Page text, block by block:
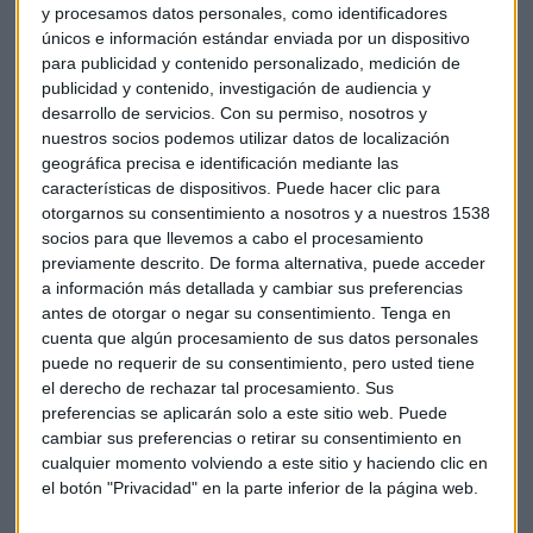
y procesamos datos personales, como identificadores
únicos e información estándar enviada por un dispositivo
para publicidad y contenido personalizado, medición de
publicidad y contenido, investigación de audiencia y
desarrollo de servicios. Con su permiso, nosotros y
nuestros socios podemos utilizar datos de localización
geográfica precisa e identificación mediante las
características de dispositivos. Puede hacer clic para
otorgarnos su consentimiento a nosotros y a nuestros 1538
socios para que llevemos a cabo el procesamiento
previamente descrito. De forma alternativa, puede acceder
a información más detallada y cambiar sus preferencias
antes de otorgar o negar su consentimiento. Tenga en
cuenta que algún procesamiento de sus datos personales
puede no requerir de su consentimiento, pero usted tiene
el derecho de rechazar tal procesamiento. Sus
preferencias se aplicarán solo a este sitio web. Puede
cambiar sus preferencias o retirar su consentimiento en
cualquier momento volviendo a este sitio y haciendo clic en
el botón "Privacidad" en la parte inferior de la página web.
La otra ampliación, por importe de 472 millones de euros,
servirá para pagar la cantidad impuesta por un laudo
arbitral en Colombia por la devolución de las redes e
infraestructura instaladas para la prestación del servicio de
telefonía móvil. Telefónica desembolsará 318 millones en
esta operación.
El grupo español ha reiterado que se sigue reservando su
derecho a seguir tomando acciones legales por el laudo, y
que su participación en la ampliación" no constituye ni
puede entenderse como una aceptación de la condena
impuesta por el Laudo".
El grupo añadió que estas dos operacionesaumentarán en
40 millones de euros su deudafinanciera neta, aunque
considera que no tendrán un impacto financiero
relevante, al haber consolidado anteriormente todas las
obligaciones de pago al PARAPAT.